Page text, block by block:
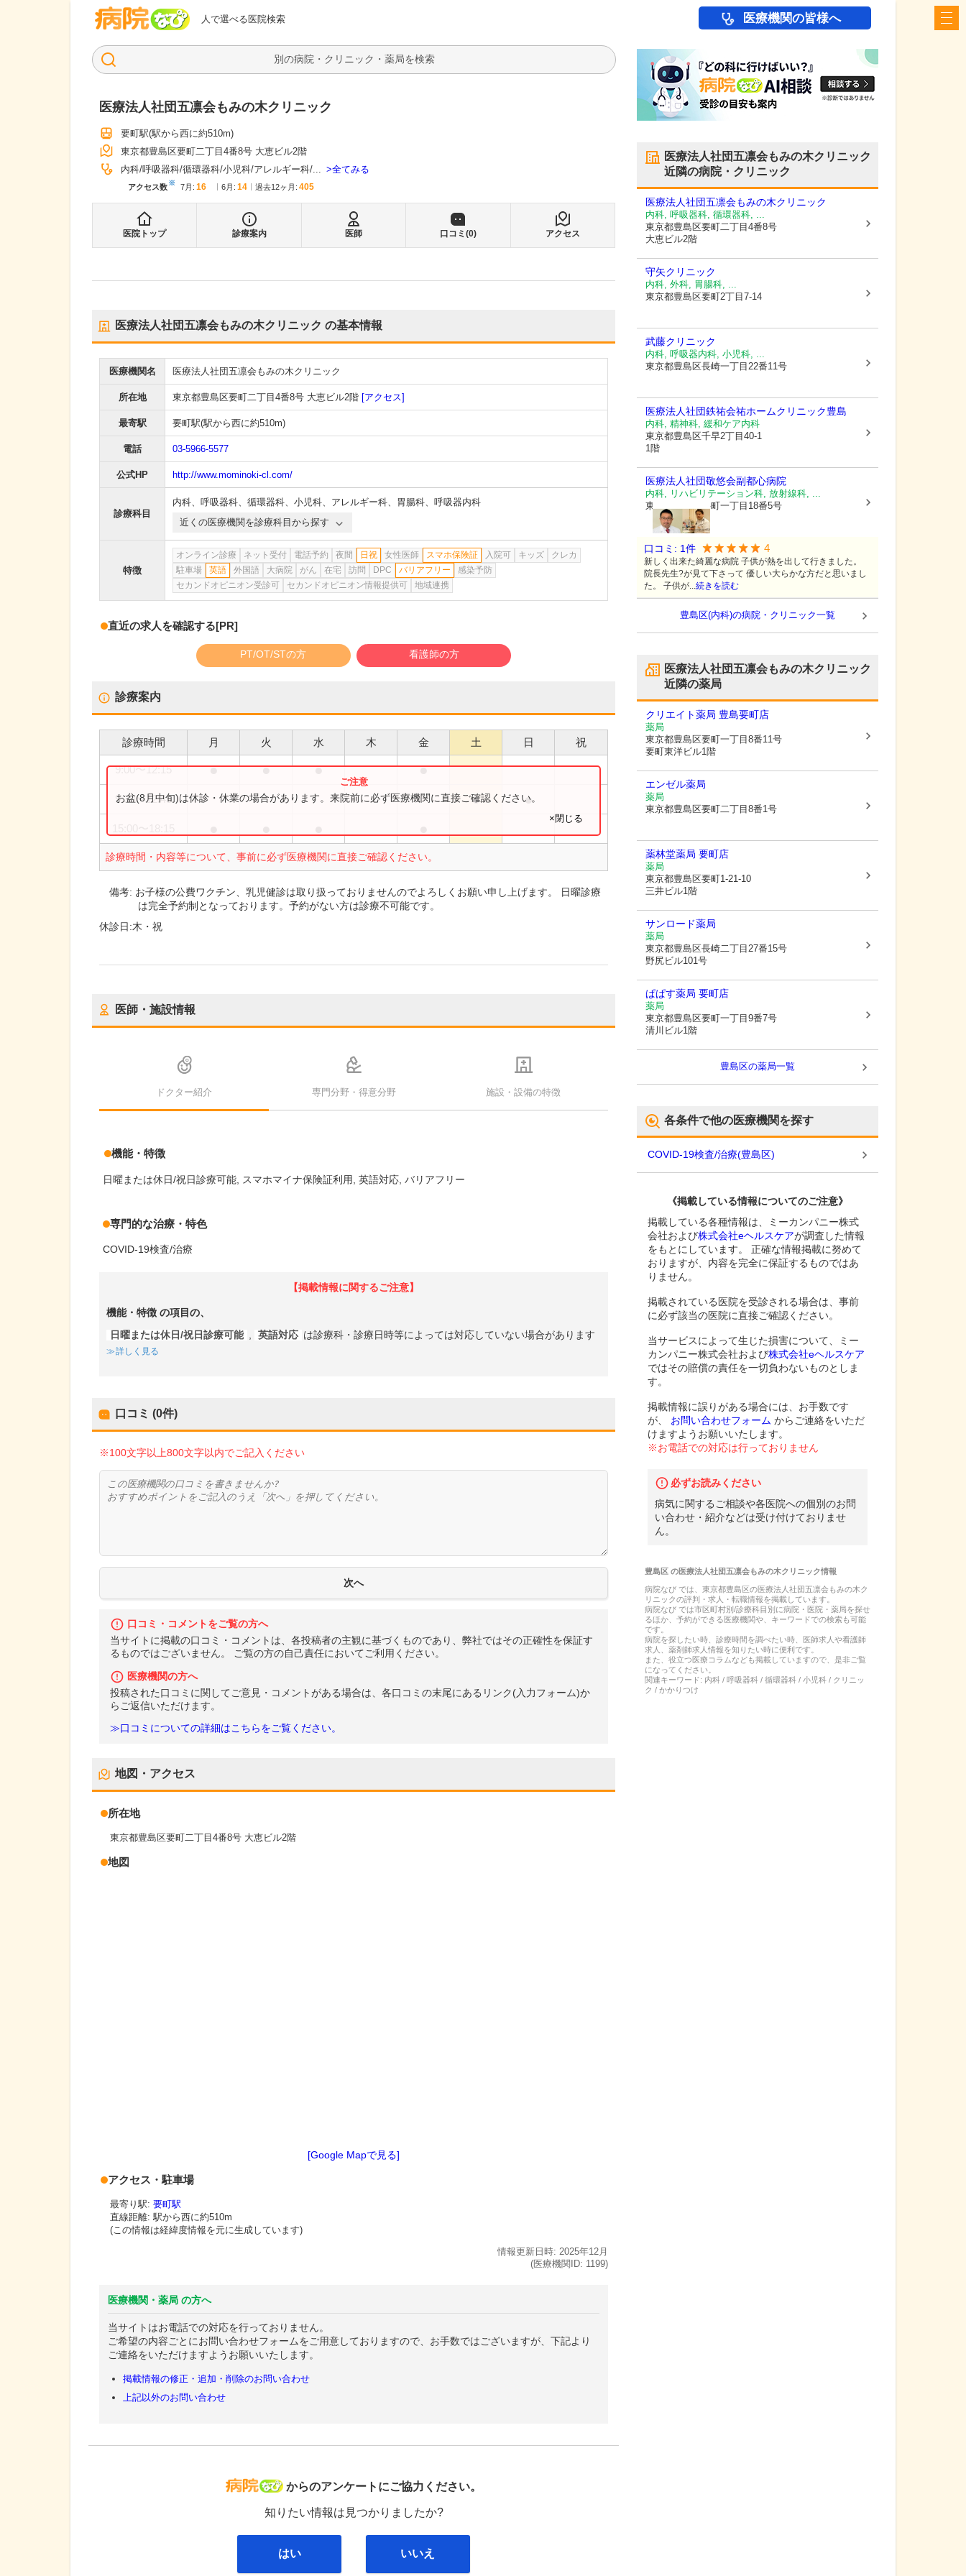
人で選べる医院検索
病院なび 医療機関の皆様へ
検索
医療法人社団五凛会もみの木クリニック
要町駅(駅から西に約510m)
東京都豊島区要町二丁目4番8号 大恵ビル2階
内科 呼吸器科 循環器科 小児科 アレルギー科 ... 全てみる
アクセス数※ 7月 : 16 6月 : 14 過去12ヶ月: 405
医院トップ 診療案内 医師 口コミ(0) アクセス
医療法人社団五凛会もみの木クリニック の基本情報
医療機関名 医療法人社団五凛会もみの木クリニック
所在地 東京都豊島区要町二丁目4番8号 大恵ビル2階 [アクセス]
最寄駅 要町駅(駅から西に約510m)
電話 03-5966-5577
公式HP http://www.mominoki-cl.com/
診療科目
内科、 呼吸器科、 循環器科、 小児科、 アレルギー科、 胃腸科、 呼吸器内科
近くの医療機関を診療科目から探す
特徴
オンライン診療 ネット受付 電話予約 夜間 日祝 女性医師 スマホ保険証 入院可 キッズ
クレカ
駐車場
英語 外国語 大病院 がん 在宅 訪問 DPC バリアフリー
感染予防
セカンドオピニオン受診可
セカンドオピニオン情報提供可 地域連携
直近の求人を確認する[PR]
PT/OT/STの方 看護師の方
診療案内
診療時間 月 火 水 木 金 土 日 祝
9:00〜12:15 ● ● ● ●
9:30〜12:45 ● ●
診療時間・内容等について、事前に必ず医療機関に直接ご確認ください。
お盆(8月中旬)は休診・休業の場合があります。来院前に必ず医療機関に直接ご確認ください。
×閉じる
備考: お子様の公費ワクチン、乳児健診は取り扱っておりませんのでよろしくお願い申し上げます。 日曜診療
は完全予約制となっております。予約がない方は診療不可能です。
休診日:木・祝
医師・施設情報
ドクター紹介 専門分野・得意分野 施設・設備の特徴
機能・特徴
日曜または休日/祝日診療可能 スマホマイナ保険証利用 英語対応 バリアフリー
専門的な治療・特色
COVID-19検査/治療
【掲載情報に関するご注意】
機能・特徴 の項目の、
日曜または休日/祝日診療可能 , 英語対応 は診療科・診療日時等によっては対応していない場合があります
詳しく見る
口コミ (0件)
※100文字以上800文字以内でご記入ください
口コミ・コメントをご覧の方へ
当サイトに掲載の口コミ・コメントは、各投稿者の主観に基づくものであり、弊社ではその正確性を保証す
るものではございません。 ご覧の方の自己責任においてご利用ください。
医療機関の方へ
投稿された口コミに関してご意見・コメントがある場合は、各口コミの末尾にあるリンク(入力フォーム)か
らご返信いただけます。
≫口コミについての詳細はこちらをご覧ください。
地図・アクセス
所在地
東京都豊島区要町二丁目4番8号 大恵ビル2階
地図
[Google Mapで見る]
アクセス・駐車場
最寄り駅: 要町駅
直線距離: 駅から西に約510m
(この情報は経緯度情報を元に生成しています)
情報更新日時: 2025年12月
(医療機関ID: 1199)
医療機関・薬局 の方へ
当サイトはお電話での対応を行っておりません。
ご希望の内容ごとにお問い合わせフォームをご用意しておりますので、お手数ではございますが、下記より
ご連絡をいただけますようお願いいたします。
掲載情報の修正・追加・削除のお問い合わせ
上記以外のお問い合わせ
病院なび
からのアンケートにご協力ください。
知りたい情報は見つかりましたか?
はい いいえ
医療法人社団五凛会もみの木クリニック
近隣の病院・クリニック
医療法人社団五凛会もみの木クリニック
内科, 呼吸器科, 循環器科, ...
東京都豊島区要町二丁目4番8号
大恵ビル2階
守矢クリニック
内科, 外科, 胃腸科, ...
東京都豊島区要町2丁目7-14
武藤クリニック
内科, 呼吸器内科, 小児科, ...
東京都豊島区長崎一丁目22番11号
医療法人社団鉄祐会祐ホームクリニック豊島
内科, 精神科, 緩和ケア内科
東京都豊島区千早2丁目40-1
1階
医療法人社団敬悠会副都心病院
内科, リハビリテーション科, 放射線科, ...
東京都豊島区
要町一丁目18番5号
口コミ: 1件 4
新しく出来た綺麗な病院 子供が熱を出して行きました。
院長先生?が見て下さって 優しい大らかな方だと思いまし
た。 子供が...続きを読む
豊島区(内科)の病院・クリニック一覧
医療法人社団五凛会もみの木クリニック
近隣の薬局
クリエイト薬局 豊島要町店
薬局
東京都豊島区要町一丁目8番11号
要町東洋ビル1階
エンゼル薬局
薬局
東京都豊島区要町二丁目8番1号
薬林堂薬局 要町店
薬局
東京都豊島区要町1-21-10
三井ビル1階
サンロード薬局
薬局
東京都豊島区長崎二丁目27番15号
野尻ビル101号
ぱぱす薬局 要町店
薬局
東京都豊島区要町一丁目9番7号
清川ビル1階
豊島区の薬局一覧
各条件で他の医療機関を探す
COVID-19検査/治療(豊島区)
《掲載している情報についてのご注意》
掲載している各種情報は、ミーカンパニー株式
会社および株式会社eヘルスケアが調査した情報
をもとにしています。 正確な情報掲載に努めて
おりますが、内容を完全に保証するものではあ
りません。
掲載されている医院を受診される場合は、事前
に必ず該当の医院に直接ご確認ください。
当サービスによって生じた損害について、ミー
カンパニー株式会社および株式会社eヘルスケア
ではその賠償の責任を一切負わないものとしま
す。
掲載情報に誤りがある場合には、お手数です
が、
お問い合わせフォーム からご連絡をいただ
けますようお願いいたします。
※お電話での対応は行っておりません
必ずお読みください
病気に関するご相談や各医院への個別のお問
い合わせ・紹介などは受け付けておりませ
ん。
豊島区の医療法人社団五凛会もみの木クリニック情報
病院なび では、 東京都豊島区の医療法人社団五凛会もみの木ク
リニックの評判・求人・転職情報を掲載しています。
病院なび では市区町村別/診療科目別に病院・医院・薬局を探せ
るほか、予約ができる医療機関や、キーワードでの検索も可能
です。
病院を探したい時、診療時間を調べたい時、医師求人や看護師
求人、薬剤師求人情報を知りたい時に便利です。
また、役立つ医療コラムなども掲載していますので、是非ご覧
になってください。
関連キーワード: 内科 / 呼吸器科 / 循環器科 / 小児科 / クリニッ
ク / かかりつけ